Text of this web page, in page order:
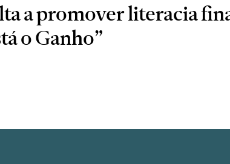
a promover literacia
o Ganho”